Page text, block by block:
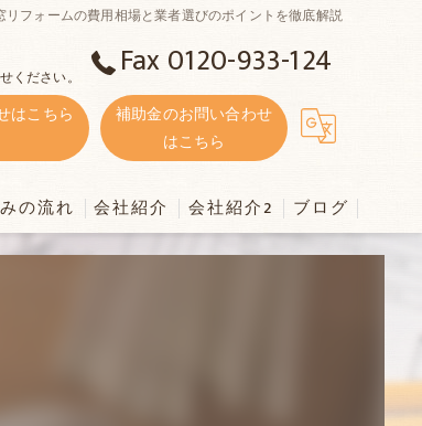
フォームの費用相場と業者選びのポイントを徹底解説
ください。 Fax 0120-933-124
はこちら
補助金のお問い合わせ
はこちら
の流れ 会社紹介 会社紹介2 ブログ